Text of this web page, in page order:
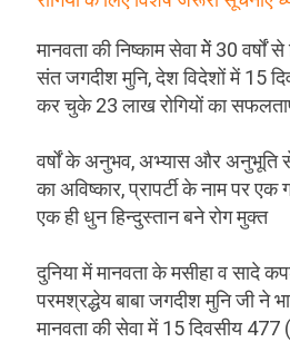
मानवता की निष्काम सेवा मेें 30 वर्षों
संत जगदीश मुनि, देश विदेशों में 15
कर चुके 23 लाख रोगियों का
वर्षों के अनुभव, अभ्यास और अनुभूति से
का अविष्कार, प्रापर्टी के नाम पर एक
एक ही धुन हिन्दुस्तान बने रोग मुक्त
दुनिया में मानवता के मसीहा व सादे
परमश्रद्धेय बाबा जगदीश मुनि जी ने
मानवता की सेवा में 15 दिवसीय